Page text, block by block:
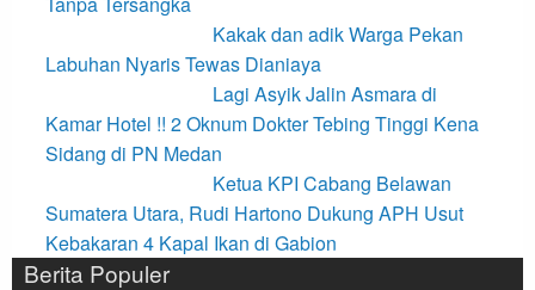
Kakak dan adik Warga Pekan
Labuhan Nyaris Tewas Dianiaya
Lagi Asyik Jalin Asmara di
Kamar Hotel !! 2 Oknum Dokter Tebing Tinggi Kena
Sidang di PN Medan
Ketua KPI Cabang Belawan
Sumatera Utara, Rudi Hartono Dukung APH Usut
Kebakaran 4 Kapal Ikan di Gabion
Berita Populer